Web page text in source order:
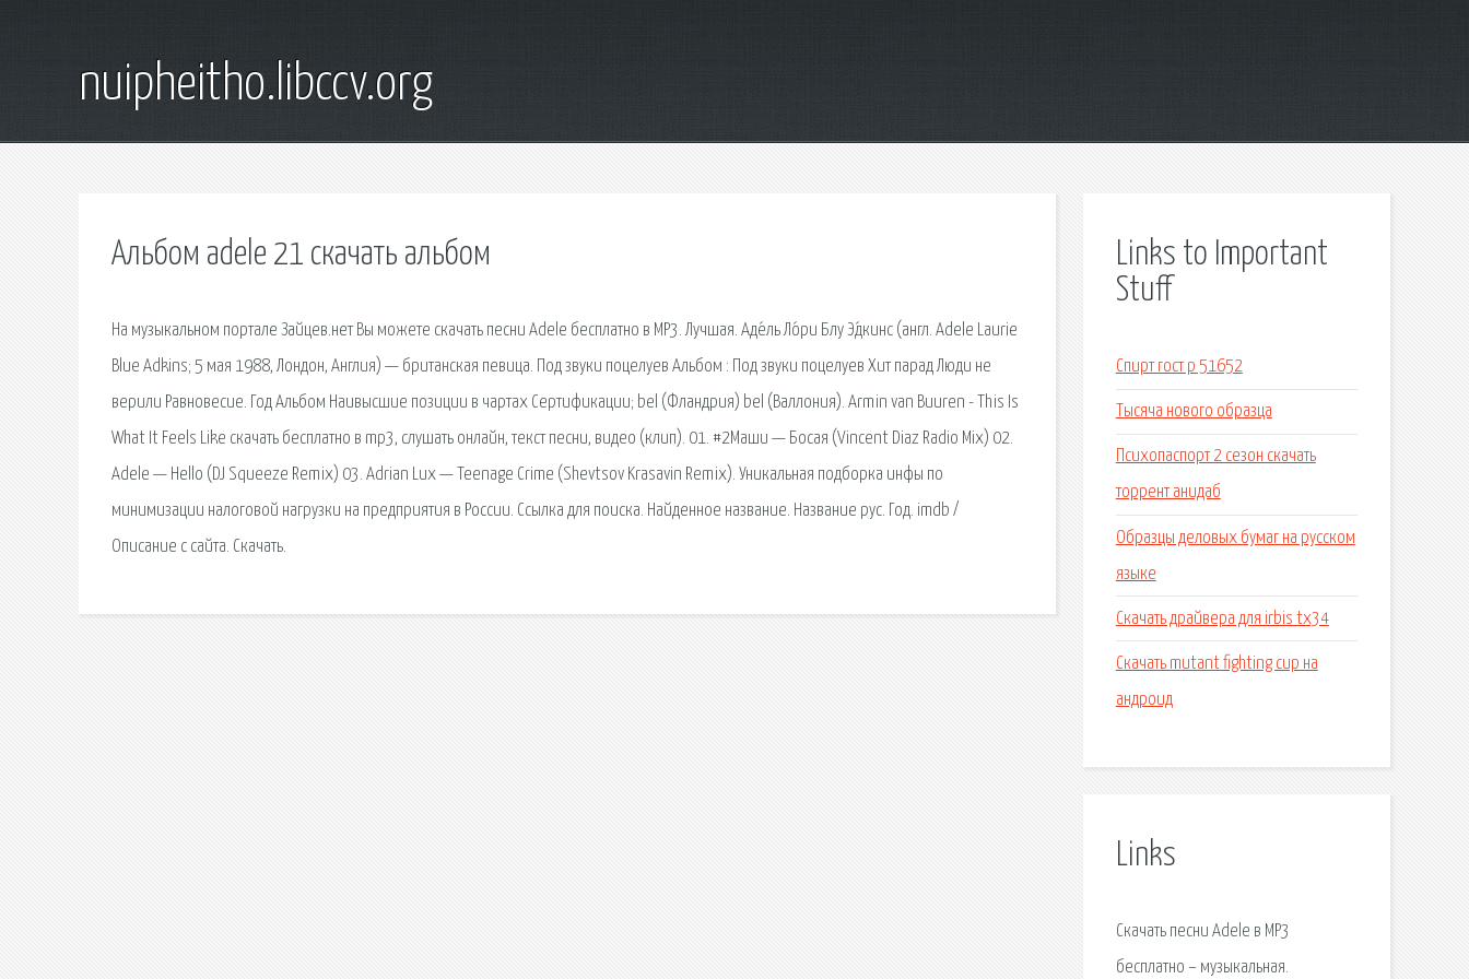
nuipheitho.libccv.org
Альбом adele 21 скачать альбом
На музыкальном портале Зайцев.нет Вы можете скачать песни Adele бесплатно в MP3. Лучшая. Аде́ль Ло́ри Блу Э́дкинс (англ. Adele Laurie
Blue Adkins; 5 мая 1988, Лондон, Англия) — британская певица. Под звуки поцелуев Альбом : Под звуки поцелуев Хит парад Люди не
верили Равновесие. Год Альбом Наивысшие позиции в чартах Сертификации; bel (Фландрия) bel (Валлония). Armin van Buuren - This Is
What It Feels Like скачать бесплатно в mp3, слушать онлайн, текст песни, видео (клип). 01. #2Маши — Босая (Vincent Diaz Radio Mix) 02.
Adele — Hello (DJ Squeeze Remix) 03. Adrian Lux — Teenage Crime (Shevtsov Krasavin Remix). Уникальная подборка инфы по
минимизации налоговой нагрузки на предприятия в России. Ссылка для поиска. Найденное название. Название рус. Год. imdb /
Описание с сайта. Скачать.
Links to Important
Stuff
Спирт гост р 51652
Тысяча нового образца
Психопаспорт 2 сезон скачать
торрент анидаб
Образцы деловых бумаг на русском
языке
Скачать драйвера для irbis tx34
Скачать mutant fighting cup на
андроид
Links
Скачать песни Adele в MP3
бесплатно – музыкальная.